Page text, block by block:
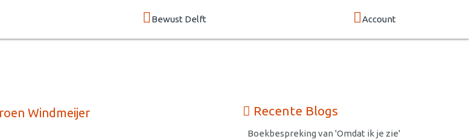
Bewust Delft Account
Windmeijer Recente Blogs
Boekbespreking van 'Omdat ik je zie'